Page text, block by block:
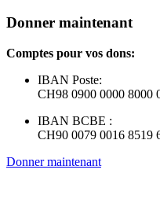
Donner maintenant
Comptes pour vos dons:
IBAN Poste:
CH98 0900 0000 8000
IBAN BCBE :
CH90 0079 0016 8519
Donner maintenant